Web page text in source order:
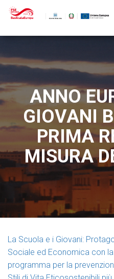
ANNO
GIOVANI
PRIMA
MISURA
La Scuola e i Giovani:
Sociale ed Economica con
programma per la